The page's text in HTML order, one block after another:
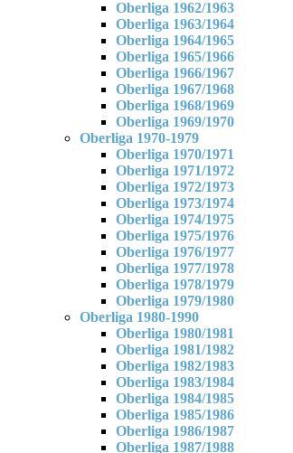
Oberliga 1962/1963
Oberliga 1963/1964
Oberliga 1964/1965
Oberliga 1965/1966
Oberliga 1966/1967
Oberliga 1967/1968
Oberliga 1968/1969
Oberliga 1969/1970
Oberliga 1970-1979
Oberliga 1970/1971
Oberliga 1971/1972
Oberliga 1972/1973
Oberliga 1973/1974
Oberliga 1974/1975
Oberliga 1975/1976
Oberliga 1976/1977
Oberliga 1977/1978
Oberliga 1978/1979
Oberliga 1979/1980
Oberliga 1980-1990
Oberliga 1980/1981
Oberliga 1981/1982
Oberliga 1982/1983
Oberliga 1983/1984
Oberliga 1984/1985
Oberliga 1985/1986
Oberliga 1986/1987
Oberliga 1987/1988